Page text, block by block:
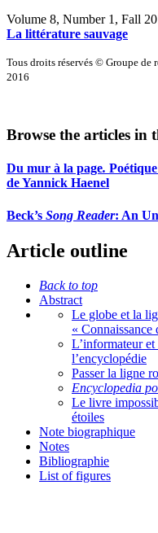
Volume 8, Number 1, Fall
La littérature sauvage
Tous droits réservés © Groupe de
2016
Browse the articles in
Du mur à la page.
de Yannick Haenel
Beck’s Song Reader: An
Article outline
Back to top
Abstract
Le globe et la
« Connaissance
L’informateur
l’encyclopédie
Passer la ligne
Encyclopedia
Le livre
étoiles
Note biographique
Notes
Bibliographie
List of figures